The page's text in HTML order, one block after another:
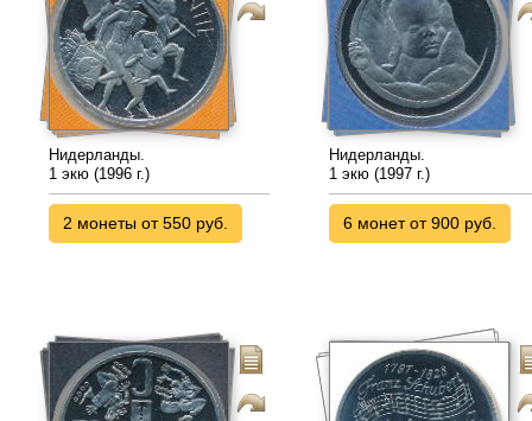
Нидерланды.
1 экю (1996 г.)
2 монеты от 550 руб.
Нидерланды.
1 экю (1997 г.)
6 монет от 900 руб.